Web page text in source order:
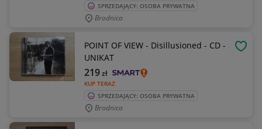
SPRZEDAJĄCY: OSOBA PRYWATNA
Brodnica
POINT OF VIEW - Disillusioned - CD -
UNIKAT
KUP TERAZ
219zł
SPRZEDAJĄCY: OSOBA PRYWATNA
Brodnica